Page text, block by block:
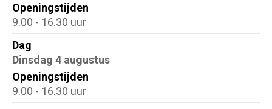
Openingstijden
9.00 - 16.30 uur
Dag
Dinsdag 4 augustus
Openingstijden
9.00 - 16.30 uur